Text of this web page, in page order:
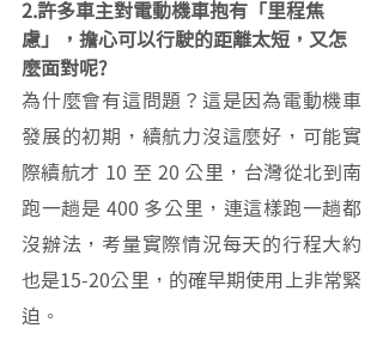
2.許多車主對電動機車抱有「里程焦
慮」，擔心可以行駛的距離太短，又怎
麼面對呢?
為什麼會有這問題？這是因為電動機車
發展的初期，續航力沒這麼好，可能實
際續航才 10 至 20 公里，台灣從北到南
跑一趟是 400 多公里，連這樣跑一趟都
沒辦法，考量實際情況每天的行程大約
也是15-20公里，的確早期使用上非常緊
迫。